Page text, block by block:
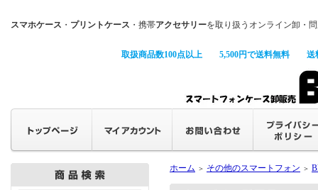
スマホケース ・ プリントケース ・携帯アクセサリーを取り扱うオンライン卸・
取扱商品数100点以上 5,500円で送料無料 送
ホーム ＞ その他のスマートフォン ＞